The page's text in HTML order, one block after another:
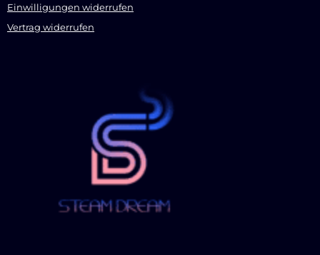
Einwilligungen widerrufen
Vertrag widerrufen